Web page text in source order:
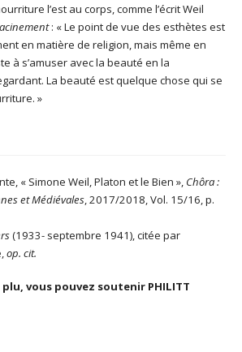
l’est au corps, comme l’écrit Weil
: « Le point de vue des esthètes est
en matière de religion, mais même en
à s’amuser avec la beauté en la
La beauté est quelque chose qui se
»
« Simone Weil, Platon et le Bien », Chôra :
et Médiévales, 2017/2018, Vol. 15/16, p.
(1933- septembre 1941), citée par
op. cit.
vous pouvez soutenir PHILITT